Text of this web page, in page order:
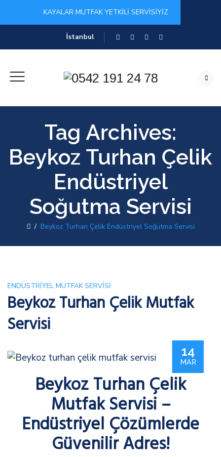
KAYALAR MUTFAK YETKİLİ SERVİSİYİZ
İstanbul
Tag Archives:
Beykoz Turhan Çelik
Endüstriyel
Soğutma Servisi
/ Beykoz Turhan Çelik Endüstriyel Soğutma Servisi
ENDÜSTRIYEL MUTFAK SERVISI
Beykoz Turhan Çelik Mutfak
Servisi
14
MAR
Beykoz Turhan Çelik
Mutfak Servisi –
Endüstriyel Çözümlerde
Güvenilir Adres!